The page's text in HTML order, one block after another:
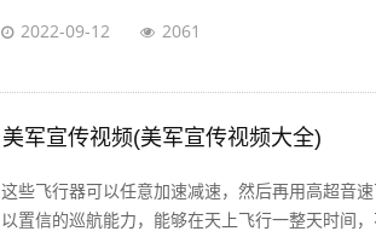
2022-09-12 2061
美军宣传视频(美军宣传视频大全)
这些飞行器可以任意加速减速，然后再用高超音
以置信的巡航能力，能够在天上飞行一整天时间，